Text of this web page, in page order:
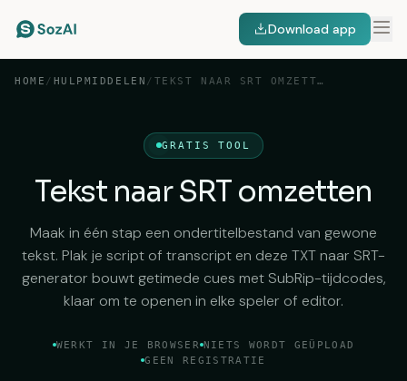
Download app
HOME / HULPMIDDELEN / TEKST NAAR SRT OMZETTEN
GRATIS TOOL
Tekst naar SRT omzetten
Maak in één stap een ondertitelbestand van gewone
tekst. Plak je script of transcript en deze TXT naar SRT-
generator bouwt getimede cues met SubRip-tijdcodes,
klaar om te openen in elke speler of editor.
WERKT IN JE BROWSER NIETS WORDT GEÜPLOAD
GEEN REGISTRATIE